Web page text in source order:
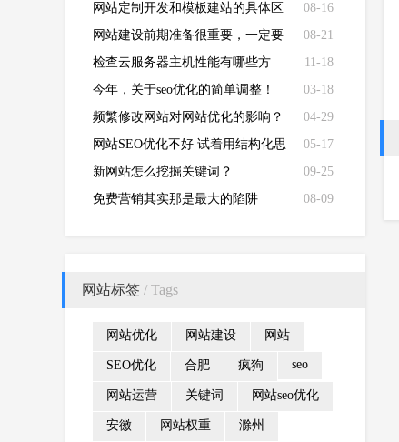
创建攻略必不可少
08-16
网站定制开发和模板建站的具体区
别是什么？
08-21
网站建设前期准备很重要，一定要
仔细规划！
11-18
检查云服务器主机性能有哪些方
法？
03-18
今年，关于seo优化的简单调整！
04-29
频繁修改网站对网站优化的影响？
05-17
网站SEO优化不好 试着用结构化思
维运营网站
09-25
新网站怎么挖掘关键词？
08-09
免费营销其实那是最大的陷阱
网站标签 / Tags
网站优化 网站建设 网站
SEO优化 合肥 疯狗 seo
网站运营 关键词 网站seo优化
安徽 网站权重 滁州